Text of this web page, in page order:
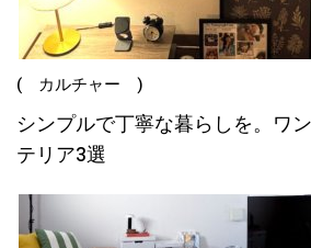
( カルチャー )
シンプルで丁寧な暮らしを。ワ
テリア3選